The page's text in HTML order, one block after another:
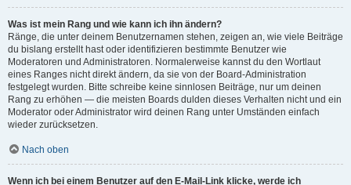
Was ist mein Rang und wie kann ich ihn ändern?
Ränge, die unter deinem Benutzernamen stehen, zeigen an, wie viele Beiträge
du bislang erstellt hast oder identifizieren bestimmte Benutzer wie
Moderatoren und Administratoren. Normalerweise kannst du den Wortlaut
eines Ranges nicht direkt ändern, da sie von der Board-Administration
festgelegt wurden. Bitte schreibe keine sinnlosen Beiträge, nur um deinen
Rang zu erhöhen — die meisten Boards dulden dieses Verhalten nicht und ein
Moderator oder Administrator wird deinen Rang unter Umständen einfach
wieder zurücksetzen.
Nach oben
Wenn ich bei einem Benutzer auf den E-Mail-Link klicke, werde ich